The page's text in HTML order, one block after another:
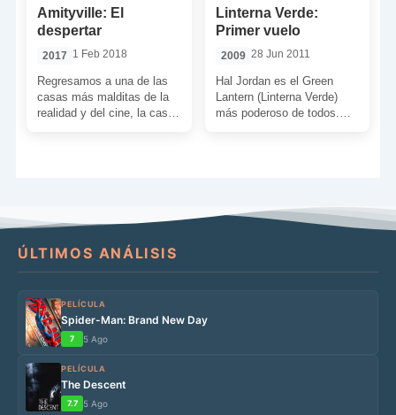
Amityville: El
despertar
2017 1 Feb 2018
Regresamos a una de las
casas más malditas de la
realidad y del cine, la casa
Linterna Verde:
Primer vuelo
2009 28 Jun 2011
Hal Jordan es el Green
Lantern (Linterna Verde)
más poderoso de todos.
ÚLTIMOS ANÁLISIS
PELÍCULA
Spider-Man: Brand New Day
7 5 Ago
PELÍCULA
The Descent
7.7 5 Ago